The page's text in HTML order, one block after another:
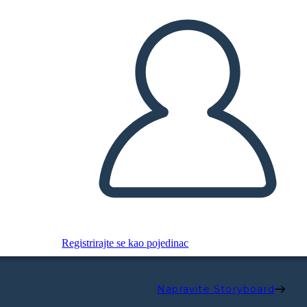
Registrirajte se kao pojedinac
Napravite Storyboard